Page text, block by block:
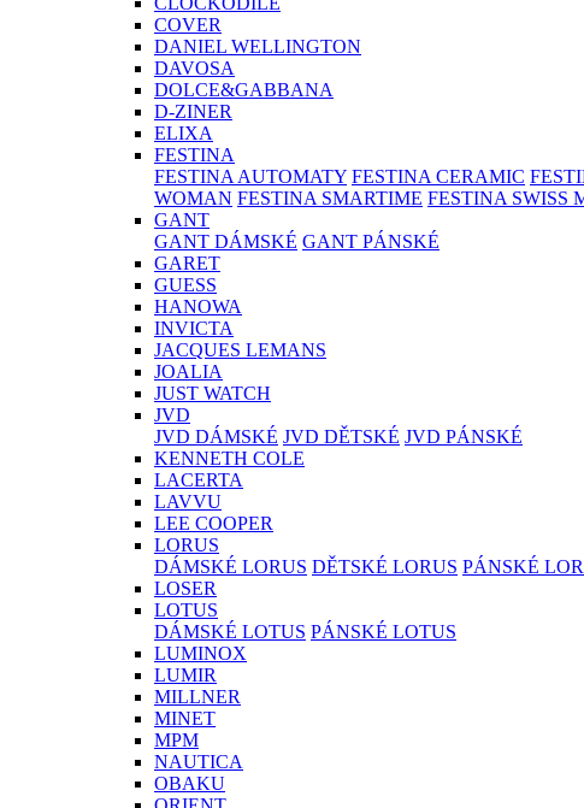
COVER
DANIEL WELLINGTON
DAVOSA
DOLCE&GABBANA
D-ZINER
ELIXA
FESTINA
FESTINA AUTOMATY FESTINA CERAMIC
WOMAN FESTINA SMARTIME FESTINA SWISS
GANT
GANT DÁMSKÉ GANT PÁNSKÉ
GARET
GUESS
HANOWA
INVICTA
JACQUES LEMANS
JOALIA
JUST WATCH
JVD
JVD DÁMSKÉ JVD DĚTSKÉ JVD PÁNSKÉ
KENNETH COLE
LACERTA
LAVVU
LEE COOPER
LORUS
DÁMSKÉ LORUS DĚTSKÉ LORUS PÁNSKÉ
LOSER
LOTUS
DÁMSKÉ LOTUS PÁNSKÉ LOTUS
LUMINOX
LUMIR
MILLNER
MINET
MPM
NAUTICA
OBAKU